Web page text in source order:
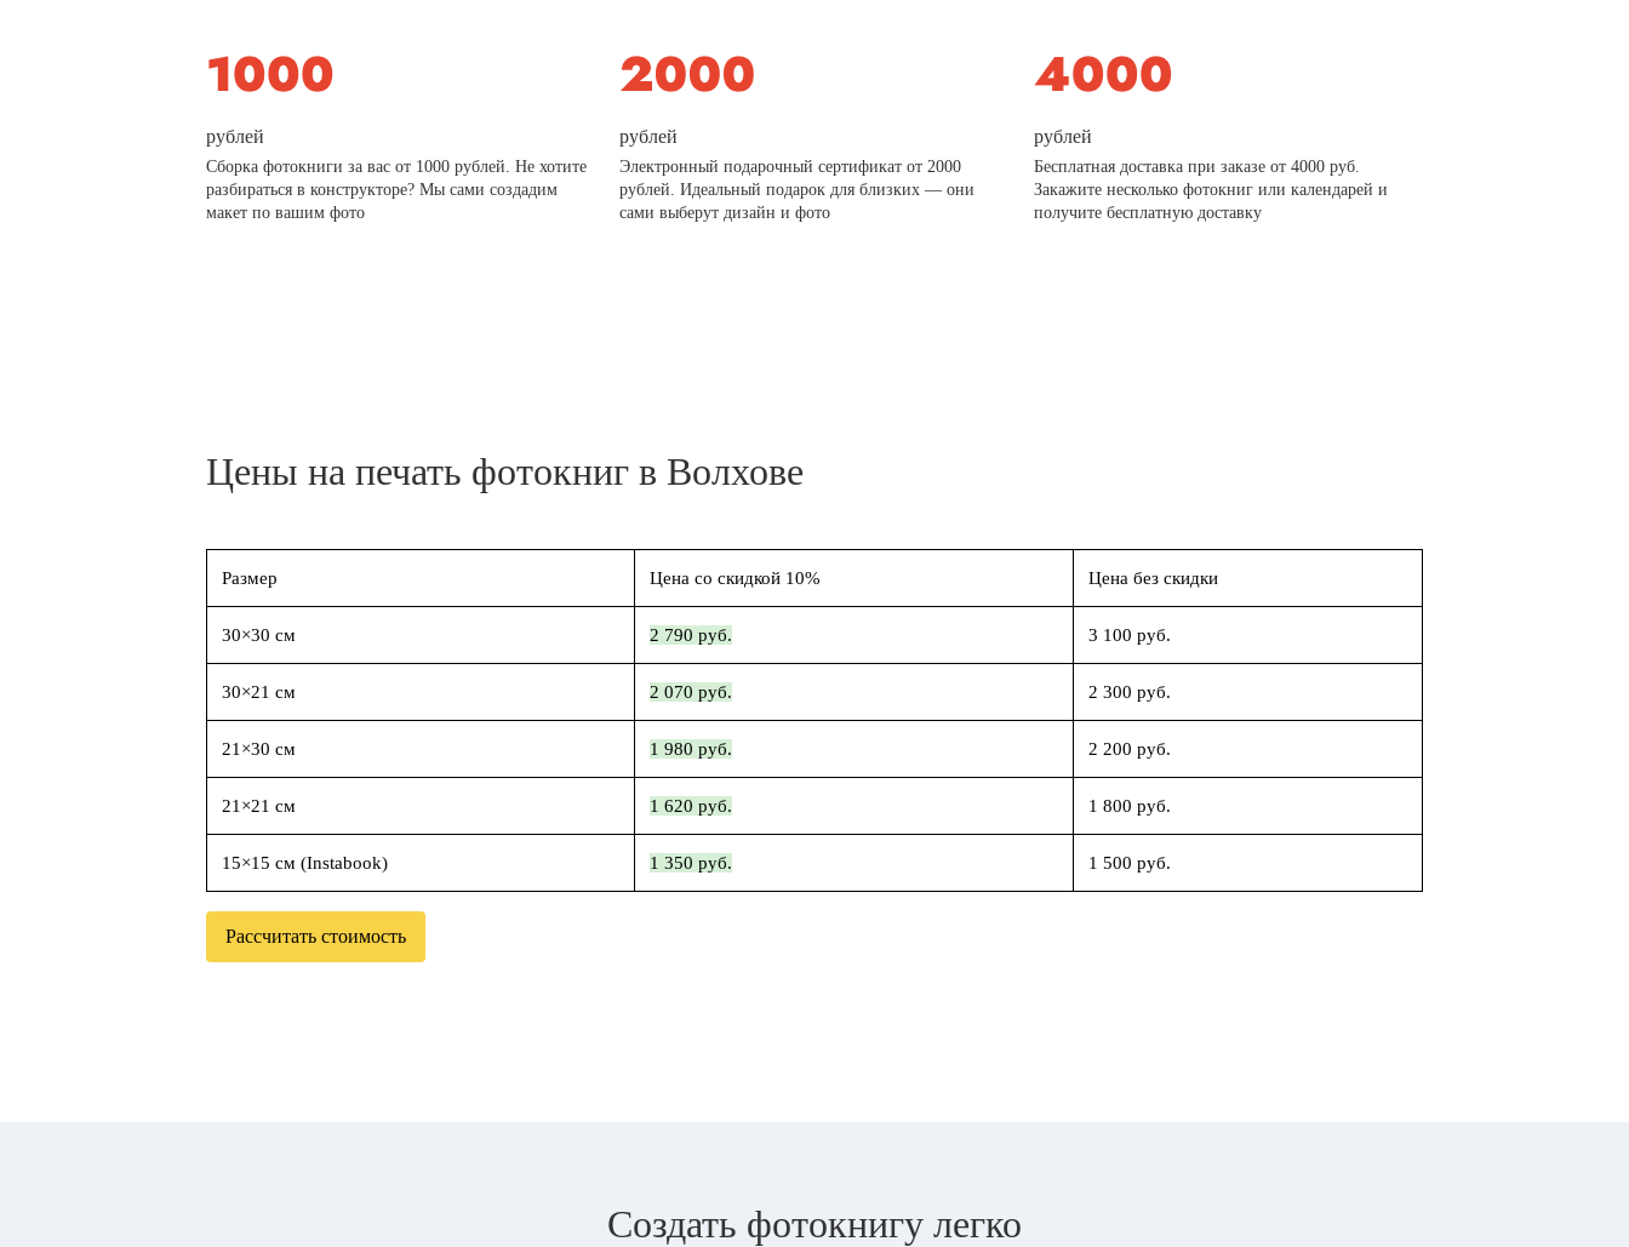
рублей
Сборка фотокниги за вас от 1000 рублей. Не хотите
разбираться в конструкторе? Мы сами создадим
макет по вашим фото
рублей
Электронный подарочный сертификат от 2000
рублей. Идеальный подарок для близких — они
сами выберут дизайн и фото
рублей
Бесплатная доставка при заказе от 4000 руб.
Закажите несколько фотокниг или календарей и
получите бесплатную доставку
Цены на печать фотокниг в Волхове
Размер Цена со скидкой 10% Цена без скидки
30×30 см 2 790 руб. 3 100 руб.
30×21 см 2 070 руб. 2 300 руб.
21×30 см 1 980 руб. 2 200 руб.
21×21 см 1 620 руб. 1 800 руб.
15×15 см (Instabook) 1 350 руб. 1 500 руб.
Рассчитать стоимость
Создать фотокнигу легко